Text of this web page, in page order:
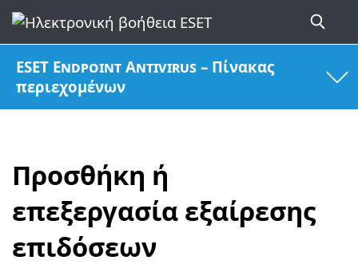
ESET Endpoint Antivirus – Πίνακας
περιεχομένων
Προσθήκη ή
επεξεργασία εξαίρεσης
επιδόσεων